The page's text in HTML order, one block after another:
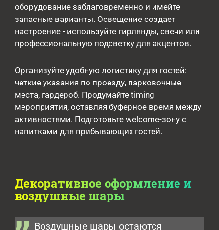
оборудование заблаговременно и имейте
запасные варианты. Освещение создает
настроение - используйте гирлянды, свечи или
профессиональную подсветку для акцентов.
Организуйте удобную логистику для гостей:
четкие указания по проезду, парковочные
места, гардероб. Продумайте timing
мероприятия, оставляя буферное время между
активностями. Подготовьте welcome-зону с
напитками для прибывающих гостей.
Декоративное оформление и
воздушные шары
Воздушные шары остаются